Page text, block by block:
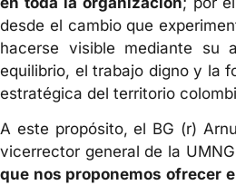
desde el cambio que
hacerse visible mediante su
equilibrio, el trabajo digno y la
estratégica del territorio
A este propósito, el BG (r)
vicerrector general de la
que nos proponemos ofrecer